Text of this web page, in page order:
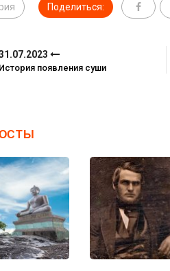
Поделиться:
История появления суши